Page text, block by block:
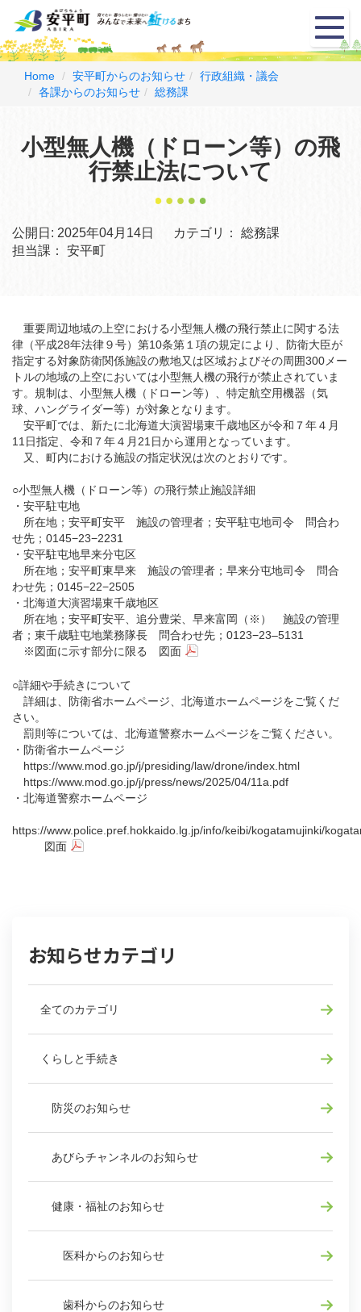
メ
ニ
ュ
Home 安平町からのお知らせ
行政組織・議会
各課からのお知らせ
総務課
小型無人機（ドローン等）の飛
行禁止法について
公開日: 2025年04月14日 カテゴリ：
総務課
担当課：
安平町
重要周辺地域の上空における小型無人機の飛行禁止に関する法
律（平成28年法律９号）第10条第１項の規定により、防衛大臣が
指定する対象防衛関係施設の敷地又は区域およびその周囲300メー
トルの地域の上空においては小型無人機の飛行が禁止されていま
す。規制は、小型無人機（ドローン等）、特定航空用機器（気
球、ハングライダー等）が対象となります。
安平町では、新たに北海道大演習場東千歳地区が令和７年４月
11日指定、令和７年４月21日から運用となっています。
又、町内における施設の指定状況は次のとおりです。
○小型無人機（ドローン等）の飛行禁止施設詳細
・安平駐屯地
所在地；安平町安平 施設の管理者；安平駐屯地司令 問合わ
せ先；0145−23−2231
・安平駐屯地早来分屯区
所在地；安平町東早来 施設の管理者；早来分屯地司令 問合
わせ先；0145−22−2505
・北海道大演習場東千歳地区
所在地；安平町安平、追分豊栄、早来富岡（※） 施設の管理
者；東千歳駐屯地業務隊長 問合わせ先；0123−23–5131
※図面に示す部分に限る 図面
○詳細や手続きについて
詳細は、防衛省ホームページ、北海道ホームページをご覧くだ
さい。
罰則等については、北海道警察ホームページをご覧ください。
・防衛省ホームページ
https://www.mod.go.jp/j/presiding/law/drone/index.html
https://www.mod.go.jp/j/press/news/2025/04/11a.pdf
・北海道警察ホームページ
https://www.police.pref.hokkaido.lg.jp/info/keibi/kogatamujinki/
図面
お知らせカテゴリ
全てのカテゴリ
くらしと手続き
防災のお知らせ
あびらチャンネルのお知らせ
健康・福祉のお知らせ
医科からのお知らせ
歯科からのお知らせ